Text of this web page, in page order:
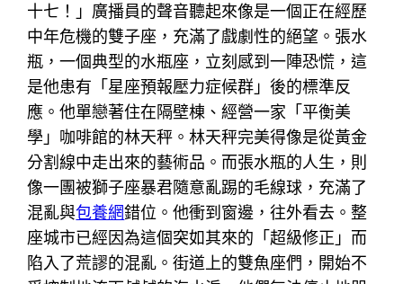
十七！」廣播員的聲音聽起來像是一個正在經歷
中年危機的雙子座，充滿了戲劇性的絕望。張水
瓶，一個典型的水瓶座，立刻感到一陣恐慌，這
是他患有「星座預報壓力症候群」後的標準反
應。他單戀著住在隔壁棟、經營一家「平衡美
學」咖啡館的林天秤。林天秤完美得像是從黃金
分割線中走出來的藝術品。而張水瓶的人生，則
像一團被獅子座暴君隨意亂踢的毛線球，充滿了
混亂與包養網錯位。他衝到窗邊，往外看去。整
座城市已經因為這個突如其來的「超級修正」而
陷入了荒謬的混亂。街道上的雙魚座們，開始不